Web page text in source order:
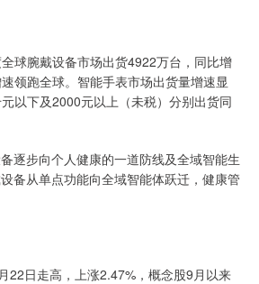
球腕戴设备市场出货4922万台，同比增
领跑全球。智能手表市场出货量增速显
以下及2000元以上（未税）分别出货同
步向个人健康的一道防线及全域智能生
备从单点功能向全域智能体跃迁，健康管
日走高，上涨2.47%，概念股9月以来